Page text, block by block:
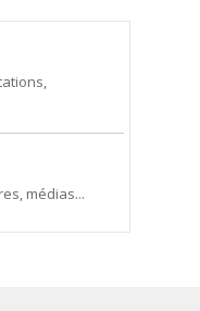
médias...